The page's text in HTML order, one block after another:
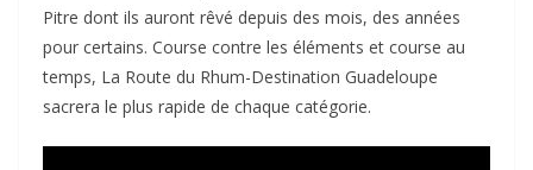
Pitre dont ils auront rêvé depuis des mois, des années
pour certains. Course contre les éléments et course au
temps, La Route du Rhum-Destination Guadeloupe
sacrera le plus rapide de chaque catégorie.